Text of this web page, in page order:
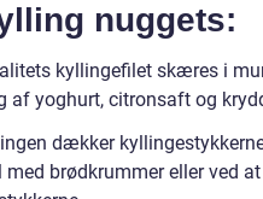
nuggets:
kyllingefilet skæres i
af yoghurt, citronsaft og
dækker
med brødkrummer eller ved